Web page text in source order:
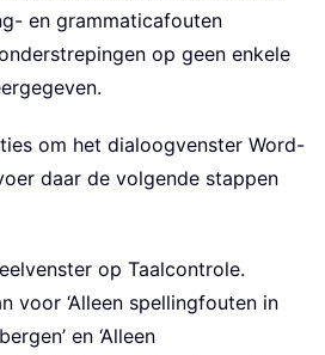
en grammaticafouten
op geen enkele
om het dialoogvenster Word-
daar de volgende stappen
op Taalcontrole.
voor ‘Alleen spellingfouten in
en ‘Alleen